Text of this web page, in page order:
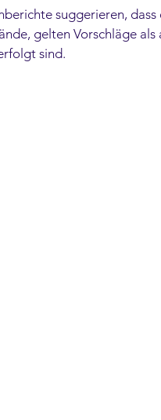
suggerieren,
gelten Vorschläge
sind.